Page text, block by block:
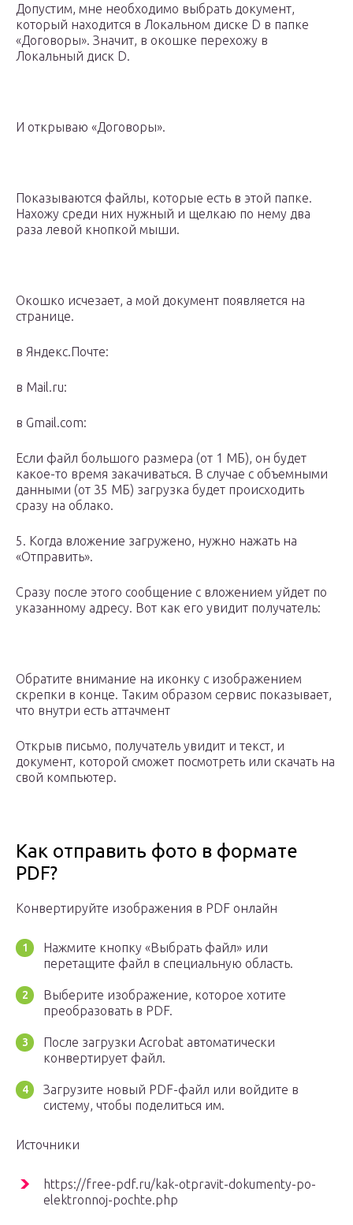
Допустим, мне необходимо выбрать документ,
который находится в Локальном диске D в папке
«Договоры». Значит, в окошке перехожу в
Локальный диск D.
И открываю «Договоры».
Показываются файлы, которые есть в этой папке.
Нахожу среди них нужный и щелкаю по нему два
раза левой кнопкой мыши.
Окошко исчезает, а мой документ появляется на
странице.
в Яндекс.Почте:
в Mail.ru:
в Gmail.com:
Если файл большого размера (от 1 МБ), он будет
какое-то время закачиваться. В случае с объемными
данными (от 35 МБ) загрузка будет происходить
сразу на облако.
5. Когда вложение загружено, нужно нажать на
«Отправить».
Сразу после этого сообщение с вложением уйдет по
указанному адресу. Вот как его увидит получатель:
Обратите внимание на иконку с изображением
скрепки в конце. Таким образом сервис показывает,
что внутри есть аттачмент
Открыв письмо, получатель увидит и текст, и
документ, которой сможет посмотреть или скачать на
свой компьютер.
Как отправить фото в формате
PDF?
Конвертируйте изображения в PDF онлайн
Нажмите кнопку «Выбрать файл» или
перетащите файл в специальную область.
Выберите изображение, которое хотите
преобразовать в PDF.
После загрузки Acrobat автоматически
конвертирует файл.
Загрузите новый PDF-файл или войдите в
систему, чтобы поделиться им.
Источники
https://free-pdf.ru/kak-otpravit-dokumenty-po-
elektronnoj-pochte.php